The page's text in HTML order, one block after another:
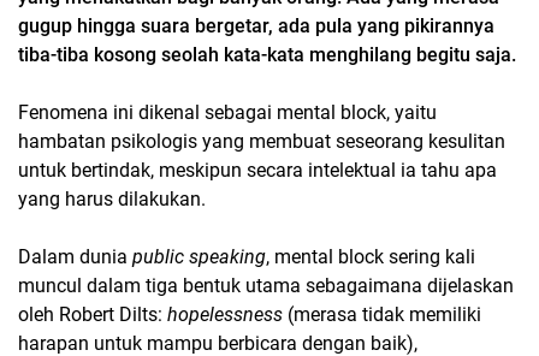
gugup hingga suara bergetar, ada pula yang pikirannya
tiba-tiba kosong seolah kata-kata menghilang begitu saja.
Fenomena ini dikenal sebagai mental block, yaitu
hambatan psikologis yang membuat seseorang kesulitan
untuk bertindak, meskipun secara intelektual ia tahu apa
yang harus dilakukan.
Dalam dunia public speaking, mental block sering kali
muncul dalam tiga bentuk utama sebagaimana dijelaskan
oleh Robert Dilts: hopelessness (merasa tidak memiliki
harapan untuk mampu berbicara dengan baik),